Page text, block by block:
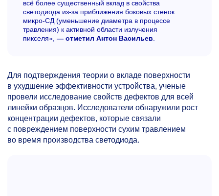
всё более существенный вклад в свойства
светодиода из-за приближения боковых стенок
микро-СД (уменьшение диаметра в процессе
травления) к активной области излучения
пикселя», — отметил Антон Васильев.
Для подтверждения теории о вкладе поверхности
в ухудшение эффективности устройства, ученые
провели исследование свойств дефектов для всей
линейки образцов. Исследователи обнаружили рост
концентрации дефектов, которые связали
с повреждением поверхности сухим травлением
во время производства светодиода.